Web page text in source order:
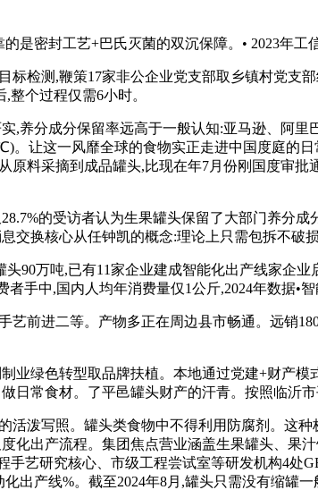
密封工艺+巴氏灭菌的双沉保障。• 2023年工
检测,鞭策17家非公企业党支部取乡镇村党支
整个过程仅需6小时。
分成分保留率远高于一般认知:亚马逊、阿里
。让这一风靡全球的食物实正走进中国度庭的
原料采摘到成品罐头,比现在年7月份刚国度审
的受访者认为生果罐头保留了大部门养分成
交换核心从任钟凯的概念:理论上只需包拆不破损
万吨,已有11家企业建成智能化出产线家企
手中,国内人均年消费量仅1公斤,2024年数据•
进二等。产物多正在周边县市畅通。远销
绿色转型取品牌扶植。本地通过党建+财产模
日常食材。了平邑罐头财产的汗青。按照临沂
写照。罐头类食物中不得利用防腐剂。这种
化出产流程。集团焦点营业涵盖生果罐头、果
艺研究核心、市级工程尝试室等研发机构4处
出产线%。截至2024年8月,罐头只需没有缩罐